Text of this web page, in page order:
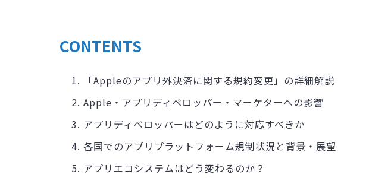
CONTENTS
「Appleのアプリ外決済に関する規約変更」の詳細解説
Apple・アプリディベロッパー・マーケターへの影響
アプリディベロッパーはどのように対応すべきか
各国でのアプリプラットフォーム規制状況と背景・展望
アプリエコシステムはどう変わるのか？